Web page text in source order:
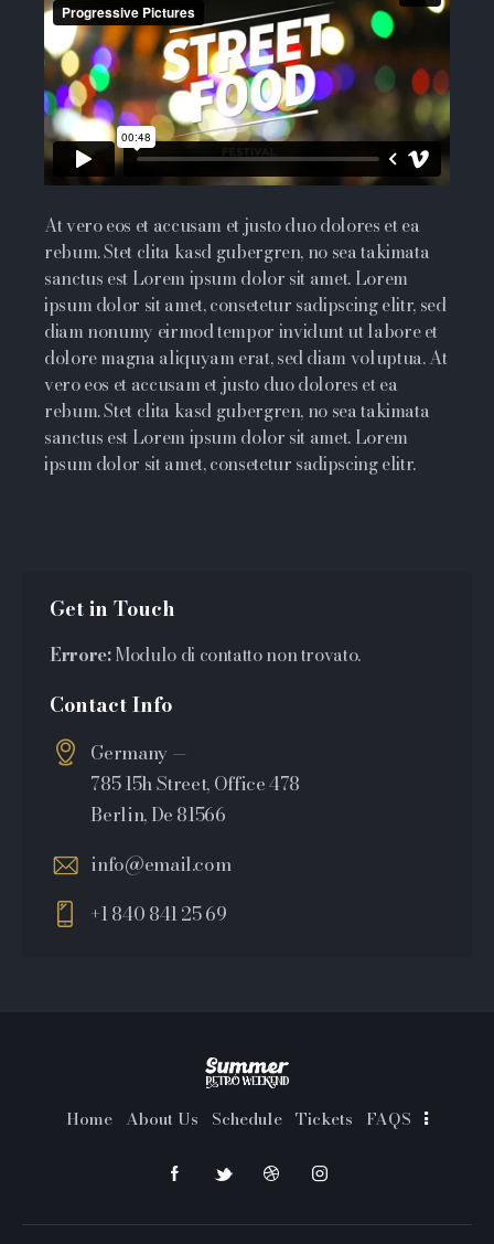
At vero eos et accusam et justo duo dolores et ea
rebum. Stet clita kasd gubergren, no sea takimata
sanctus est Lorem ipsum dolor sit amet. Lorem
ipsum dolor sit amet, consetetur sadipscing elitr, sed
diam nonumy eirmod tempor invidunt ut labore et
dolore magna aliquyam erat, sed diam voluptua. At
vero eos et accusam et justo duo dolores et ea
rebum. Stet clita kasd gubergren, no sea takimata
sanctus est Lorem ipsum dolor sit amet. Lorem
ipsum dolor sit amet, consetetur sadipscing elitr.
Get in Touch
Errore:Modulo di contatto non trovato.
Contact Info
Germany —
785 15h Street, Office 478
Berlin, De 81566
info@email.com
+1 840 841 25 69
Home About Us Schedule Tickets FAQS